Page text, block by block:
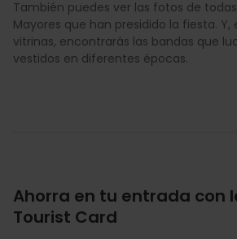
También puedes ver las fotos de todas
Mayores que han presidido la fiesta. Y,
vitrinas, encontrarás las bandas que
vestidos en diferentes épocas.
Ahorra en tu entrada con
Tourist Card